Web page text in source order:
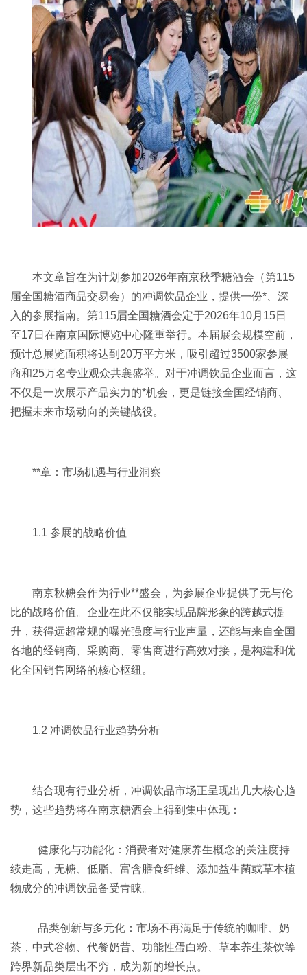
本文章旨在为计划参加2026年南京秋季糖酒会 （第115
届全国糖酒商品交易会）的冲调饮品企业，提供一份*、深
入的参展指南。第115届全国糖酒会定于2026年10月15日
至17日在南京国际博览中心隆重举行。本届展会规模空前，
预计总展览面积将达到20万平方米，吸引超过3500家参展
商和25万名专业观众共襄盛举。对于冲调饮品企业而言，这
不仅是一次展示产品实力的*机会，更是链接全国经销商、
把握未来市场动向的关键战役。
**章：市场机遇与行业洞察
1.1 参展的战略价值
南京秋糖会作为行业**盛会，为参展企业提供了无与伦
比的战略价值。企业在此不仅能实现品牌形象的跨越式提
升，获得远超常规的曝光强度与行业声量，还能与来自全国
各地的经销商、采购商、零售商进行高效对接，是构建和优
化全国销售网络的核心枢纽。
1.2 冲调饮品行业趋势分析
结合现有行业分析，冲调饮品市场正呈现出几大核心趋
势，这些趋势将在南京糖酒会 上得到集中体现：
健康化与功能化：消费者对健康养生概念的关注度持
续走高，无糖、低脂、富含膳食纤维、添加益生菌或草本植
物成分的冲调饮品备受青睐。
品类创新与多元化：市场不再满足于传统的咖啡、奶
茶，中式谷物、代餐奶昔、功能性蛋白粉、草本养生茶饮等
跨界新品类层出不穷，成为新的增长点。